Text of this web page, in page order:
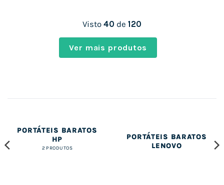
Visto 40 de 120
Ver mais produtos
PORTÁTEIS BARATOS
HP
2 PRODUTOS
PORTÁTEIS BARATOS
LENOVO